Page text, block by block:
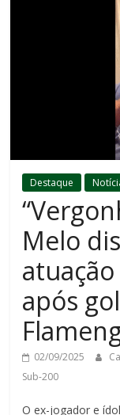
Destaque
Melo
após
02/09/2025
Sub-200
O ex-jogador e